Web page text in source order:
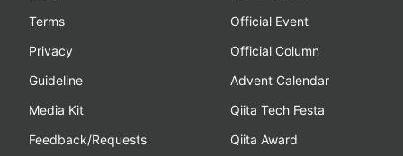
Terms
Privacy
Guideline
Media Kit
Feedback/Requests
Official Event
Official Column
Advent Calendar
Qiita Tech Festa
Qiita Award